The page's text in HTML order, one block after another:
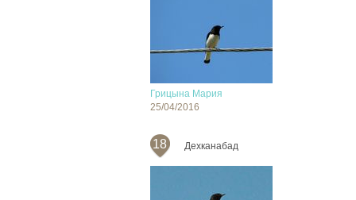
Грицына Мария
25/04/2016
18 Дехканабад